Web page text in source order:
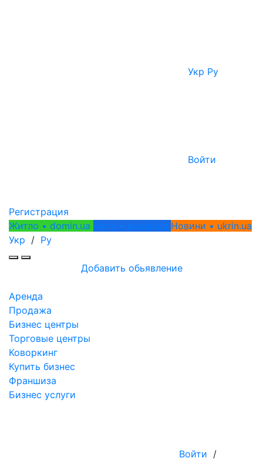
Укр Ру
Войти
Регистрация
Житло • domin.ua Авто • autoin.ua Новини • ukrin.ua
Укр / Ру
Добавить обьявление
Аренда
Продажа
Бизнес центры
Торговые центры
Коворкинг
Купить бизнес
Франшиза
Бизнес услуги
Войти /